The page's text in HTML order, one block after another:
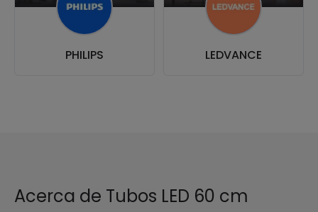
PHILIPS LEDVANCE
Acerca de Tubos LED 60 cm